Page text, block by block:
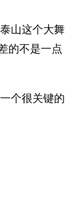
山这个大舞
的不是一点
个很关键的